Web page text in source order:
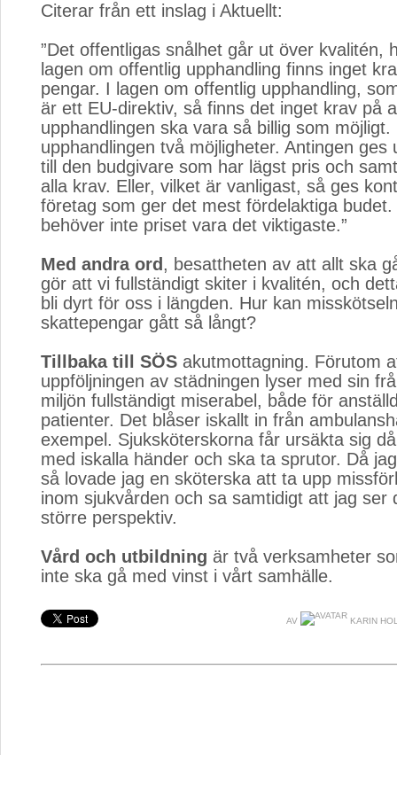
Citerar från ett inslag i Aktuellt:
”Det offentligas snålhet går ut över kvalitén,
lagen om offentlig upphandling finns inget
pengar. I lagen om offentlig upphandling,
är ett EU-direktiv, så finns det inget krav på
upphandlingen ska vara så billig som möjligt.
upphandlingen två möjligheter. Antingen ges
till den budgivare som har lägst pris och
alla krav. Eller, vilket är vanligast, så ges
företag som ger det mest fördelaktiga
behöver inte priset vara det viktigaste.”
Med andra ord , besattheten av att allt ska
gör att vi fullständigt skiter i kvalitén, och
bli dyrt för oss i längden. Hur kan
skattepengar gått så långt?
Tillbaka till SÖS akutmottagning. Förutom
uppföljningen av städningen lyser med sin
miljön fullständigt miserabel, både för
patienter. Det blåser iskallt in från
exempel. Sjuksköterskorna får ursäkta sig
med iskalla händer och ska ta sprutor. Då
så lovade jag en sköterska att ta upp
inom sjukvården och sa samtidigt att jag ser
större perspektiv.
Vård och utbildning är två verksamheter
inte ska gå med vinst i vårt samhälle.
AV KARIN